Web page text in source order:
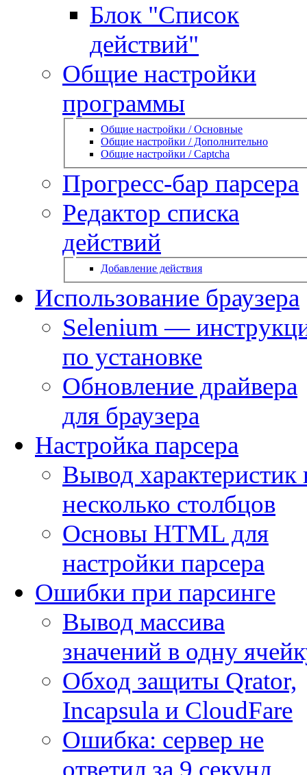
Блок "Список
действий"
Общие настройки
программы
Общие настройки / Основные
Общие настройки / Дополнительно
Общие настройки / Captcha
Прогресс-бар парсера
Редактор списка
действий
Добавление действия
Использование браузера
Selenium —
по установке
Обновление драйвера
для браузера
Настройка парсера
Вывод характеристик
несколько столбцов
Основы HTML для
настройки парсера
Ошибки при парсинге
Вывод массива
значений в одну
Обход защиты Qrator,
Incapsula и CloudFare
Ошибка: сервер не
ответил за 9 секунд